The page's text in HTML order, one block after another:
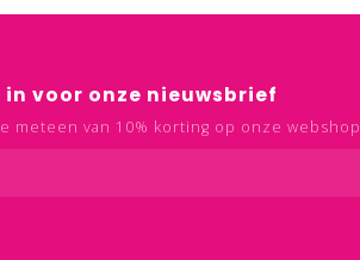
voor onze nieuwsbrief
meteen van 10% korting op onze webshop